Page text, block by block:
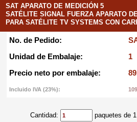
SAT APARATO DE MEDICIÓN 5
SATÉLITE SIGNAL FUERZA APARATO
PARA SATÉLITE TV SYSTEMS CON
No. de Pedido:
Unidad de Embalaje:
1
Precio neto por embalaje:
Incluido IVA (23%):
Cantidad: paquetes de 1